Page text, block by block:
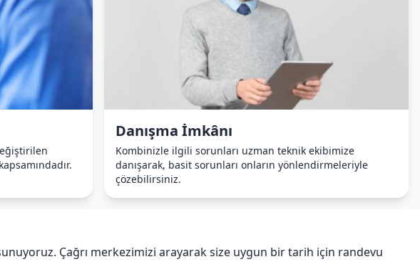
Danışma İmkânı
Kombinizle ilgili sorunları uzman teknik ekibimize
danışarak, basit sorunları onların yönlendirmeleriyle
çözebilirsiniz.
Çağrı merkezimizi arayarak size uygun bir tarih için randevu